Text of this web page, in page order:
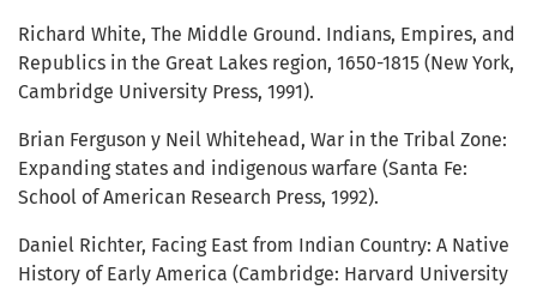
Richard White, The Middle Ground. Indians, Empires, and
Republics in the Great Lakes region, 1650-1815 (New York,
Cambridge University Press, 1991).
Brian Ferguson y Neil Whitehead, War in the Tribal Zone:
Expanding states and indigenous warfare (Santa Fe:
School of American Research Press, 1992).
Daniel Richter, Facing East from Indian Country: A Native
History of Early America (Cambridge: Harvard University